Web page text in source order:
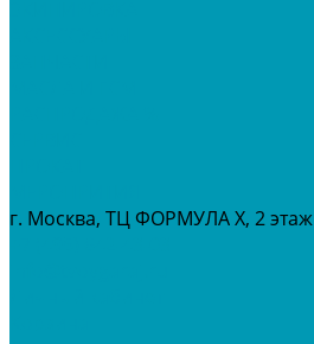
г. Москва, ТЦ ФОРМУЛА Х, 2 этаж